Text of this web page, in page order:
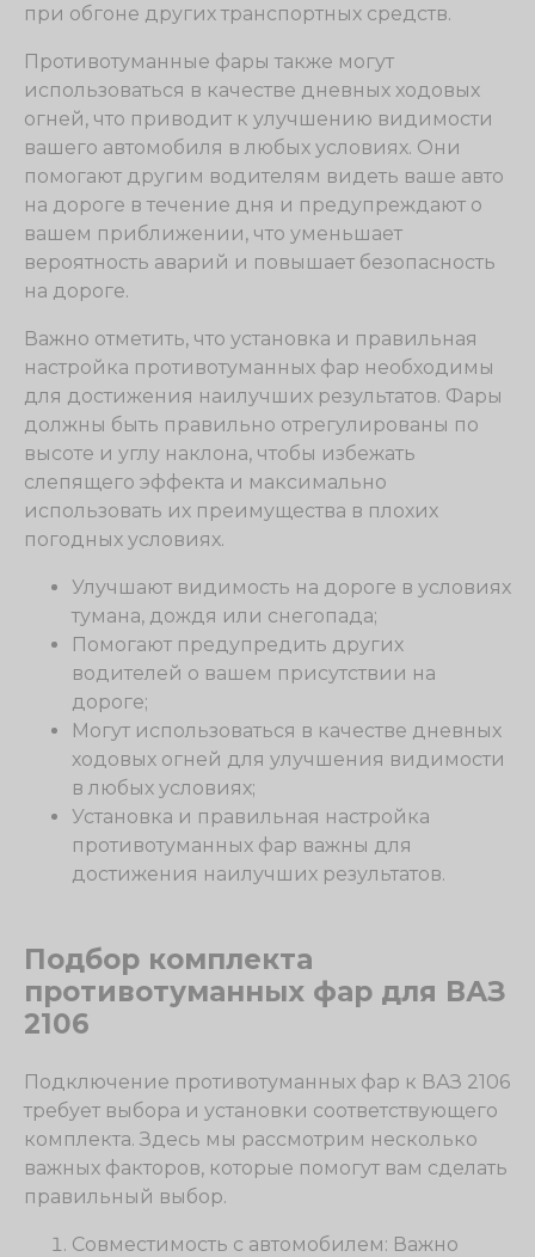
при обгоне других транспортных средств.
Противотуманные фары также могут
использоваться в качестве дневных ходовых
огней, что приводит к улучшению видимости
вашего автомобиля в любых условиях. Они
помогают другим водителям видеть ваше авто
на дороге в течение дня и предупреждают о
вашем приближении, что уменьшает
вероятность аварий и повышает безопасность
на дороге.
Важно отметить, что установка и правильная
настройка противотуманных фар необходимы
для достижения наилучших результатов. Фары
должны быть правильно отрегулированы по
высоте и углу наклона, чтобы избежать
слепящего эффекта и максимально
использовать их преимущества в плохих
погодных условиях.
Улучшают видимость на дороге в условиях
тумана, дождя или снегопада;
Помогают предупредить других
водителей о вашем присутствии на
дороге;
Могут использоваться в качестве дневных
ходовых огней для улучшения видимости
в любых условиях;
Установка и правильная настройка
противотуманных фар важны для
достижения наилучших результатов.
Подбор комплекта
противотуманных фар для ВАЗ
2106
Подключение противотуманных фар к ВАЗ 2106
требует выбора и установки соответствующего
комплекта. Здесь мы рассмотрим несколько
важных факторов, которые помогут вам сделать
правильный выбор.
Совместимость с автомобилем: Важно